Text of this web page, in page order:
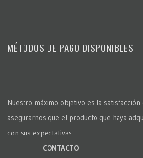
MÉTODOS DE PAGO DISPONIBLES
Nuestro máximo objetivo es la
asegurarnos que el producto que haya
con sus expectativas.
CONTACTO